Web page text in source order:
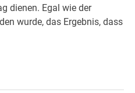
dienen. Egal wie der
wurde, das Ergebnis, dass